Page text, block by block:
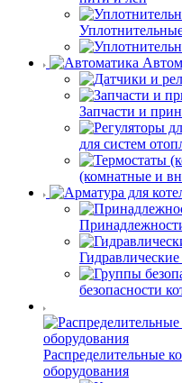
Запчасти и
для систем
(комнатные и
безопасности
Распределительные
оборудования